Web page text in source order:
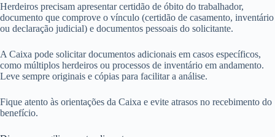
Herdeiros precisam apresentar certidão de óbito do trabalhador,
documento que comprove o vínculo (certidão de casamento, inventário
ou declaração judicial) e documentos pessoais do solicitante.
A Caixa pode solicitar documentos adicionais em casos específicos,
como múltiplos herdeiros ou processos de inventário em andamento.
Leve sempre originais e cópias para facilitar a análise.
Fique atento às orientações da Caixa e evite atrasos no recebimento do
benefício.